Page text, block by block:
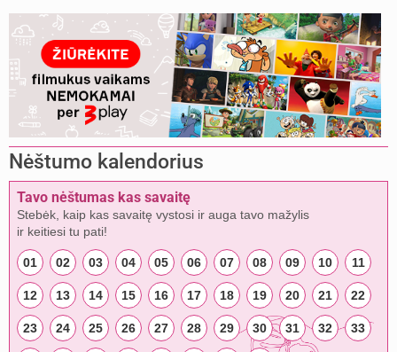
Nėštumo kalendorius
Tavo nėštumas kas savaitę
Stebėk, kaip kas savaitę vystosi ir auga tavo mažylis
ir keitiesi tu pati!
01 02 03 04 05 06 07 08 09 10 11
12 13 14 15 16 17 18 19 20 21 22
23 24 25 26 27 28 29 30 31 32 33